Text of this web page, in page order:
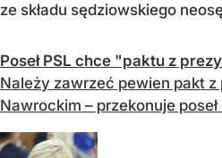
ze składu sędziowskiego
Poseł PSL chce "paktu z
Należy zawrzeć pewien pakt
Nawrockim – przekonuje poseł